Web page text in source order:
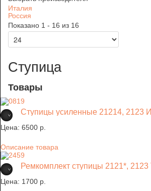
Италия
Россия
Показано 1 - 16 из 16
Ступица
Товары
Ступицы усиленные 21214,
Цена: 6500 p.
Описание товара
Ремкомплект ступицы 2121*, 2123
Цена: 1700 p.